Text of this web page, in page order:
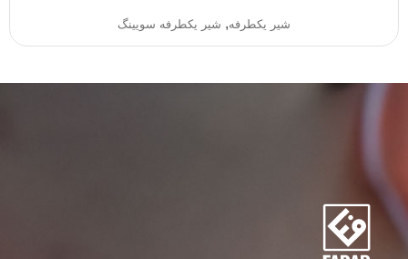
شیر یکطرفه, شیر یکطرفه سویینگ